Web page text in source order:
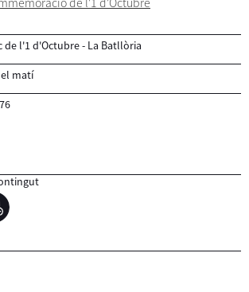
de l'1 d'Octubre - La Batllòria
matí